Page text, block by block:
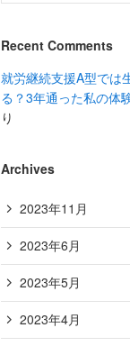
Recent Comments
就労継続支援A型では
る？3年通った私の体
り
Archives
2023年11月
2023年6月
2023年5月
2023年4月